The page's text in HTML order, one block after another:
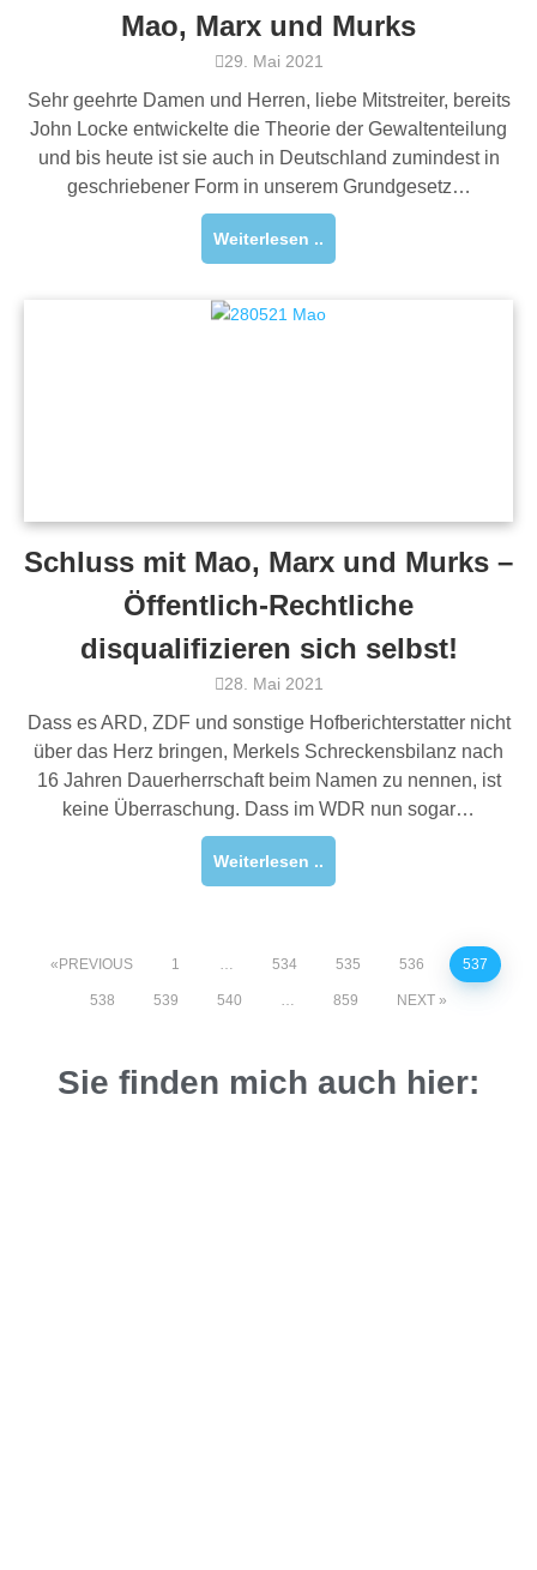
Mao, Marx und Murks
29. Mai 2021
Sehr geehrte Damen und Herren, liebe Mitstreiter, bereits
John Locke entwickelte die Theorie der Gewaltenteilung
und bis heute ist sie auch in Deutschland zumindest in
geschriebener Form in unserem Grundgesetz…
Weiterlesen ..
Schluss mit Mao, Marx und Murks –
Öffentlich-Rechtliche
disqualifizieren sich selbst!
28. Mai 2021
Dass es ARD, ZDF und sonstige Hofberichterstatter nicht
über das Herz bringen, Merkels Schreckensbilanz nach
16 Jahren Dauerherrschaft beim Namen zu nennen, ist
keine Überraschung. Dass im WDR nun sogar…
Weiterlesen ..
PREVIOUS 1 … 534 535 536 537
538 539 540 … 859 NEXT
Sie finden mich auch hier: